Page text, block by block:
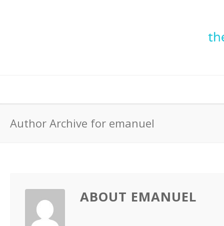
Author Archive for emanuel
ABOUT EMANUEL